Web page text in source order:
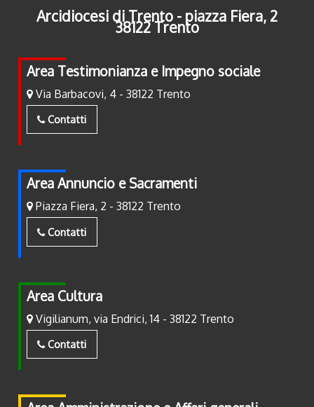
Arcidiocesi di Trento - piazza Fiera, 2
38122 Trento
Area Testimonianza e Impegno sociale
Via Barbacovi, 4 - 38122 Trento
Contatti
Area Annuncio e Sacramenti
Piazza Fiera, 2 - 38122 Trento
Contatti
Area Cultura
Vigilianum, via Endrici, 14 - 38122 Trento
Contatti